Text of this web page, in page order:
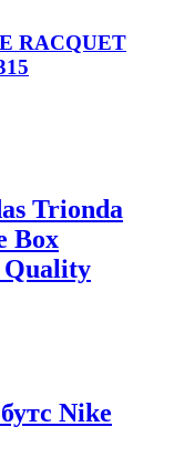
RACQUET
Trionda
Box
Quality
Nike